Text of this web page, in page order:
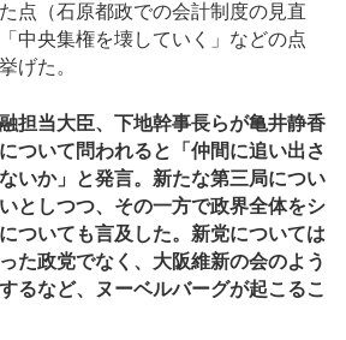
点（石原都政での会計制度の見直
中央集権を壊していく」などの点
げた。
担当大臣、下地幹事長らが亀井静香
ついて問われると「仲間に追い出さ
いか」と発言。新たな第三局につい
としつつ、その一方で政界全体をシ
ついても言及した。新党については
た政党でなく、大阪維新の会のよう
るなど、ヌーベルバーグが起こるこ